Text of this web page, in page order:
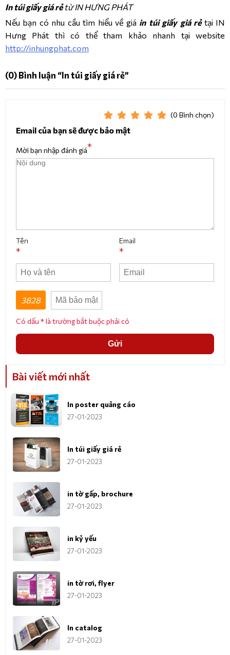
In túi giấy giá rẻtừ IN HƯNG PHÁT
Nếu bạn có nhu cầu tìm hiểu về giá in túi giấy giá rẻtại IN
Hưng Phát thì có thể tham khảo nhanh tại website
http://inhungphat.com
(0) Bình luận “In túi giấy giá rẻ”
(0 Bình chọn)
Email của bạn sẽ được bảo mật
Mời bạn nhập đánh giá*
Tên
*
Email
*
3828
Có dấu * là trường bắt buộc phải có
Gửi
Bài viết mới nhất
In poster quảng cáo
27-01-2023
In túi giấy giá rẻ
27-01-2023
in tờ gấp, brochure
27-01-2023
in kỷ yếu
27-01-2023
in tờ rơi, flyer
27-01-2023
In catalog
27-01-2023